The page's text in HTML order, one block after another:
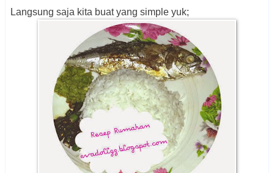
Langsung saja kita buat yang simple yuk;